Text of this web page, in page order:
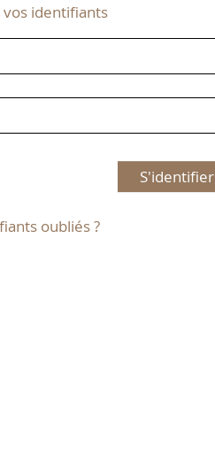
vos identifiants
S'identifier
oubliés ?